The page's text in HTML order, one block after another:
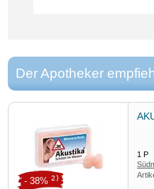
Der Apotheker
1P
- 38% 2)